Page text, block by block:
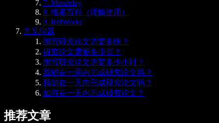
7. Mendeley
8. 维基百科（谨慎使用）
9. RefWorks
常见问题
撰写研究论文需要多快？
研究论文需要多少页？
撰写研究论文需要多少小时？
我能在一周内完成研究论文吗？
我能在一天内完成研究论文吗？
如何在一天内完成研究论文？
推荐文章